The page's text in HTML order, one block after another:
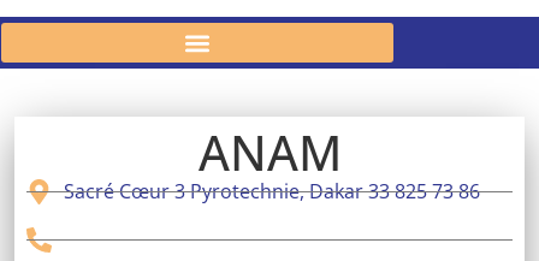
ANAM
Sacré Cœur 3 Pyrotechnie, Dakar 33 825 73 86